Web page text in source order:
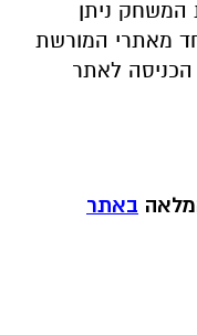
ערכת המשחק ניתן
מאתרי המורשת
דמי הכניסה לאתר
באתר